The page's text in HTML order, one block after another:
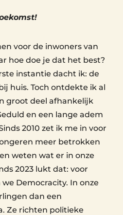
voor de inwoners van
hoe doe je dat het best?
instantie dacht ik: de
huis. Toch ontdekte ik al
groot deel afhankelijk
en een lange adem
2010 zet ik me in voor
meer betrokken
weten wat er in onze
2023 lukt dat: voor
Democracity. In onze
dan een
Ze richten politieke